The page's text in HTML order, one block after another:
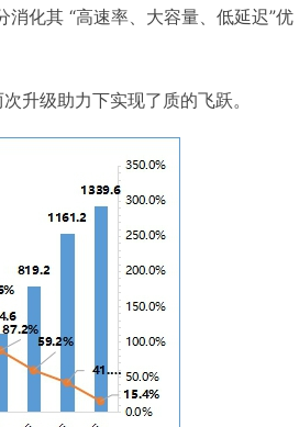
化其 “高速率、大容量、低延迟”优
升级助力下实现了质的飞跃。